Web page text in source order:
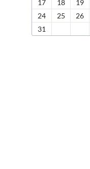
17
18 19
24
25 26
31